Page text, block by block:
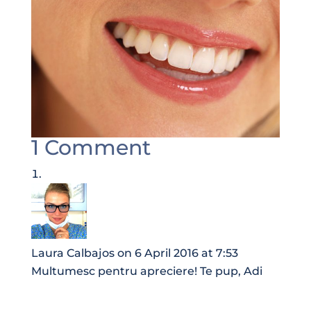
1 Comment
Laura Calbajos on 6 April 2016 at 7:53
Multumesc pentru apreciere! Te pup, Adi